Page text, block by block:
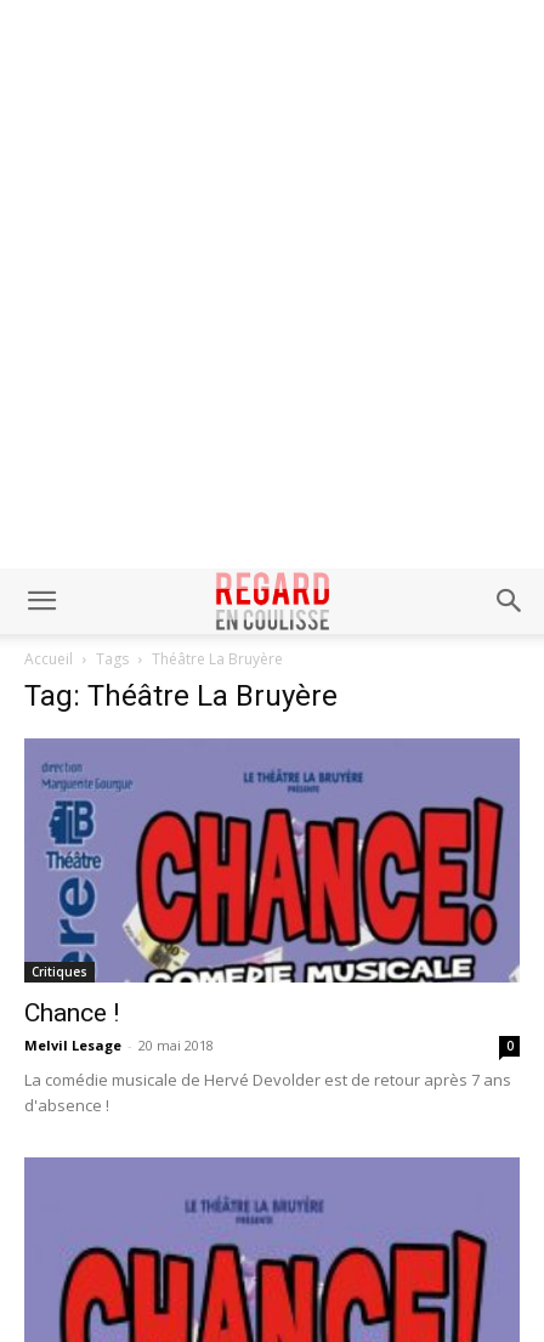
Accueil Tags Théâtre La Bruyère
Tag: Théâtre La Bruyère
Critiques
Chance !
Melvil Lesage - 20 mai 2018 0
La comédie musicale de Hervé Devolder est de retour après 7 ans
d'absence !